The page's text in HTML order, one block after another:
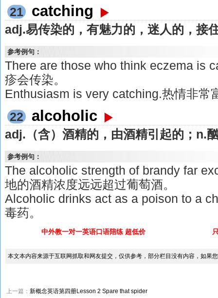
21
catching
adj.易传染的，有魅力的，迷人的，接
参考例句：
There are those who think eczema is
疹会传染。
Enthusiasm is very catching.热情非常
22
alcoholic
adj.（含）酒精的，由酒精引起的；n.
参考例句：
The alcoholic strength of brandy far
地的酒精浓度远远超过葡萄酒。
Alcoholic drinks act as a poison to a
毒药。
中外教一对一英语口语陪练 超低价
本文本内容来源于互联网抓取和网友提交，仅供参考，部分栏目没有内容，如果
上一篇： 新概念英语第四册Lesson 2 Spare that spider